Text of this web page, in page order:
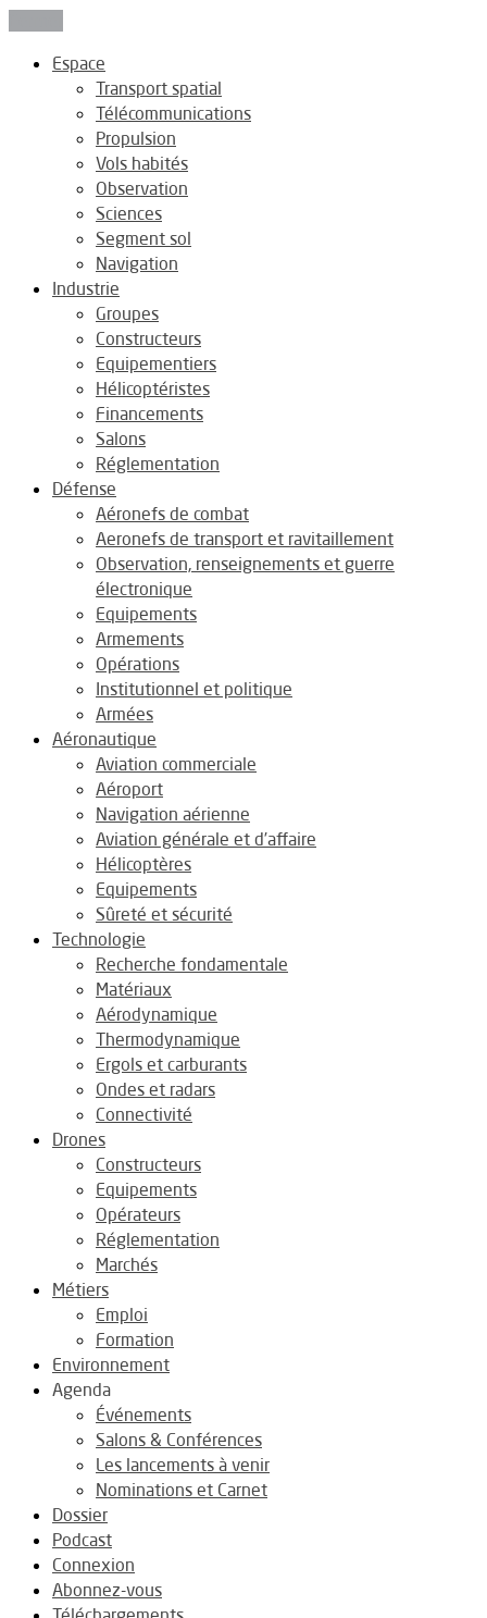
Espace
Transport spatial
Télécommunications
Propulsion
Vols habités
Observation
Sciences
Segment sol
Navigation
Industrie
Groupes
Constructeurs
Equipementiers
Hélicoptéristes
Financements
Salons
Réglementation
Défense
Aéronefs de combat
Aeronefs de transport et ravitaillement
Observation, renseignements et guerre
électronique
Equipements
Armements
Opérations
Institutionnel et politique
Armées
Aéronautique
Aviation commerciale
Aéroport
Navigation aérienne
Aviation générale et d’affaire
Hélicoptères
Equipements
Sûreté et sécurité
Technologie
Recherche fondamentale
Matériaux
Aérodynamique
Thermodynamique
Ergols et carburants
Ondes et radars
Connectivité
Drones
Constructeurs
Equipements
Opérateurs
Réglementation
Marchés
Métiers
Emploi
Formation
Environnement
Agenda
Événements
Salons & Conférences
Les lancements à venir
Nominations et Carnet
Dossier
Podcast
Connexion
Abonnez-vous